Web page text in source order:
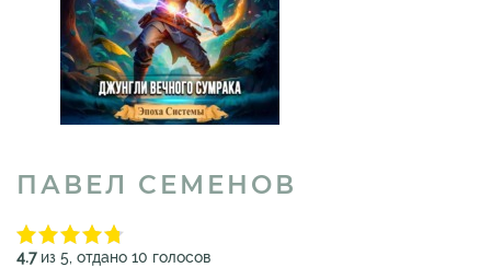
ПАВЕЛ СЕМЕНОВ
4.7из 5, отдано 10 голосов